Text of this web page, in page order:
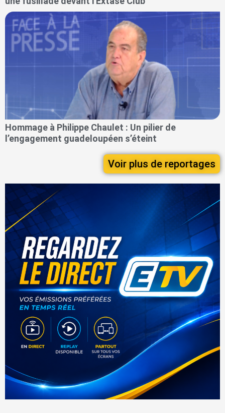
Hommage à Philippe Chaulet : Un pilier de
l’engagement guadeloupéen s’éteint
Voir plus de reportages